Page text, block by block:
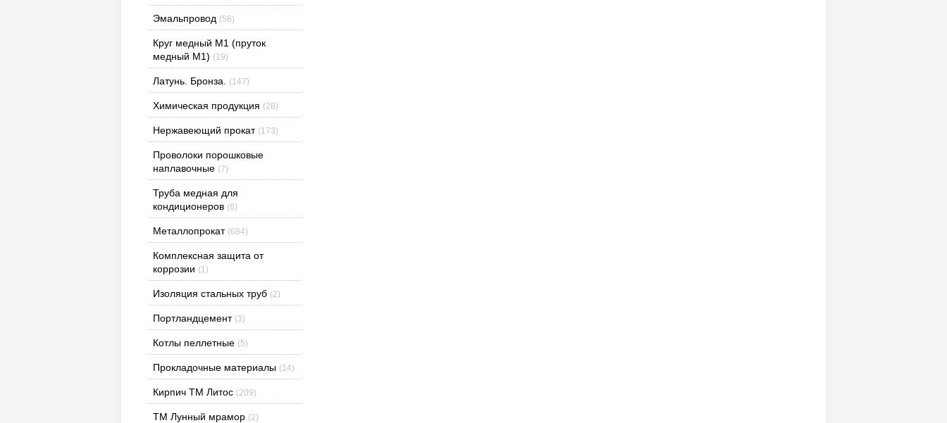
Эмальпровод (56)
Круг медный М1 (пруток
медный М1) (19)
Латунь. Бронза. (147)
Химическая продукция (28)
Нержавеющий прокат (173)
Проволоки порошковые
наплавочные (7)
Труба медная для
кондиционеров (6)
Металлопрокат (684)
Комплексная защита от
коррозии (1)
Изоляция стальных труб (2)
Портландцемент (3)
Котлы пеллетные (5)
Прокладочные материалы (14)
Кирпич ТМ Литос (209)
ТМ Лунный мрамор (2)